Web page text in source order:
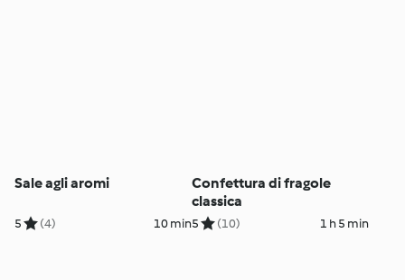
Sale agli aromi
5 (4) 10 min
Confettura di fragole
classica
5 (10) 1 h 5 min